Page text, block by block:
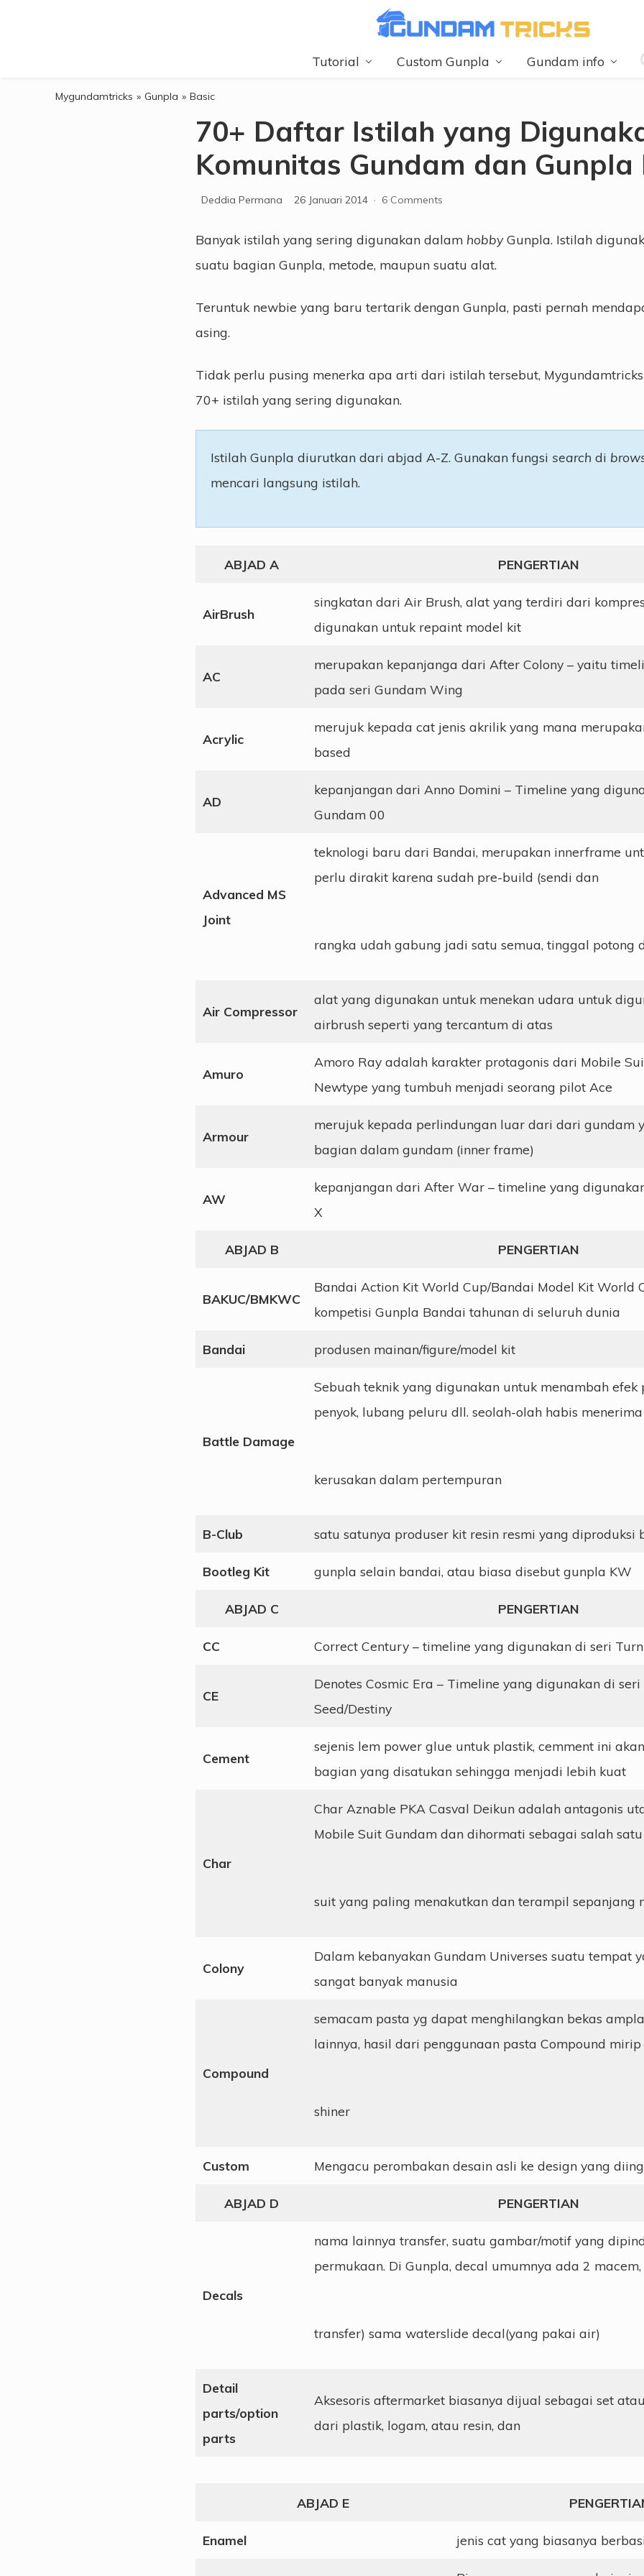
Gundam
Tutorial Custom Gunpla Gundam info
Mygundamtricks » Gunpla » Basic
70+ Daftar Istilah yang
Komunitas Gundam dan Gunpla
Deddia Permana 26 Januari 2014 · 6 Comments
Banyak istilah yang sering digunakan dalam hobbyGunpla. Istilah
suatu bagian Gunpla, metode, maupun suatu alat.
Teruntuk newbie yang baru tertarik dengan Gunpla, pasti pernah
asing.
Tidak perlu pusing menerka apa arti dari istilah tersebut,
70+ istilah yang sering digunakan.
Istilah Gunpla diurutkan dari abjad A-Z. Gunakan fungsi search di
mencari langsung istilah.
ABJAD A PENGERTIAN
AirBrush
singkatan dari Air Brush, alat yang terdiri dari
digunakan untuk repaint model kit
AC
merupakan kepanjanga dari After Colony – yaitu
pada seri Gundam Wing
Acrylic
merujuk kepada cat jenis akrilik yang mana
based
AD
kepanjangan dari Anno Domini – Timeline yang
Gundam 00
Advanced MS
Joint
teknologi baru dari Bandai, merupakan innerframe
perlu dirakit karena sudah pre-build (sendi dan
rangka udah gabung jadi satu semua, tinggal potong
Air Compressor
alat yang digunakan untuk menekan udara untuk
airbrush seperti yang tercantum di atas
Amuro
Amoro Ray adalah karakter protagonis dari Mobile
Newtype yang tumbuh menjadi seorang pilot Ace
Armour
merujuk kepada perlindungan luar dari dari gundam
bagian dalam gundam (inner frame)
AW
kepanjangan dari After War – timeline yang
X
ABJAD B PENGERTIAN
BAKUC/BMKWC
Bandai Action Kit World Cup/Bandai Model Kit World
kompetisi Gunpla Bandai tahunan di seluruh dunia
Bandai produsen mainan/figure/model kit
Battle Damage
Sebuah teknik yang digunakan untuk menambah efek
penyok, lubang peluru dll. seolah-olah habis menerima
kerusakan dalam pertempuran
B-Club satu satunya produser kit resin resmi yang diproduksi
Bootleg Kit gunpla selain bandai, atau biasa disebut gunpla KW
ABJAD C PENGERTIAN
CC Correct Century – timeline yang digunakan di seri
CE
Denotes Cosmic Era – Timeline yang digunakan di
Seed/Destiny
Cement
sejenis lem power glue untuk plastik, cemment ini
bagian yang disatukan sehingga menjadi lebih kuat
Char
Char Aznable PKA Casval Deikun adalah antagonis
Mobile Suit Gundam dan dihormati sebagai salah
suit yang paling menakutkan dan terampil sepanjang
Colony
Dalam kebanyakan Gundam Universes suatu tempat
sangat banyak manusia
Compound
semacam pasta yg dapat menghilangkan bekas
lainnya, hasil dari penggunaan pasta Compound
shiner
Custom Mengacu perombakan desain asli ke design yang
ABJAD D PENGERTIAN
Decals
nama lainnya transfer, suatu gambar/motif yang
permukaan. Di Gunpla, decal umumnya ada 2
transfer) sama waterslide decal(yang pakai air)
Detail
parts/option
parts
Aksesoris aftermarket biasanya dijual sebagai set
dari plastik, logam, atau resin, dan
ABJAD E
Enamel jenis cat yang biasanya